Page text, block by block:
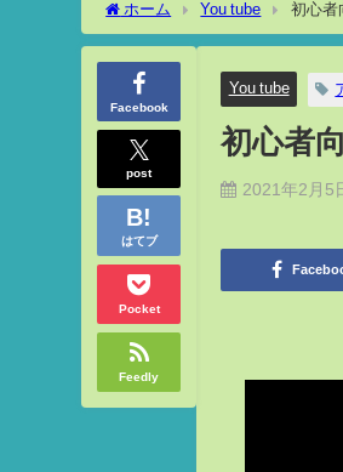
ホーム You tube 初心者
Facebook
post
はてブ
Pocket
Feedly
You tube
初心者
2021年2月5